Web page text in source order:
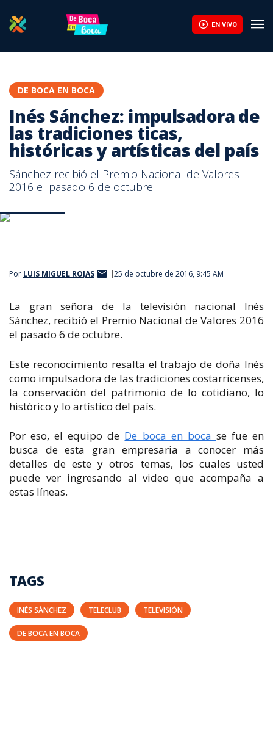
EN VIVO
DE BOCA EN BOCA
Inés Sánchez: impulsadora de
las tradiciones ticas,
históricas y artísticas del país
Sánchez recibió el Premio Nacional de Valores
2016 el pasado 6 de octubre.
Por LUIS MIGUEL ROJAS 25 de octubre de 2016, 9:45 AM
La gran señora de la televisión nacional Inés
Sánchez, recibió el Premio Nacional de Valores 2016
el pasado 6 de octubre.
Este reconocimiento resalta el trabajo de doña Inés
como impulsadora de las tradiciones costarricenses,
la conservación del patrimonio de lo cotidiano, lo
histórico y lo artístico del país.
Por eso, el equipo de De boca en boca se fue en
busca de esta gran empresaria a conocer más
detalles de este y otros temas, los cuales usted
puede ver ingresando al video que acompaña a
estas líneas.
TAGS
INÉS SÁNCHEZ TELECLUB TELEVISIÓN
DE BOCA EN BOCA